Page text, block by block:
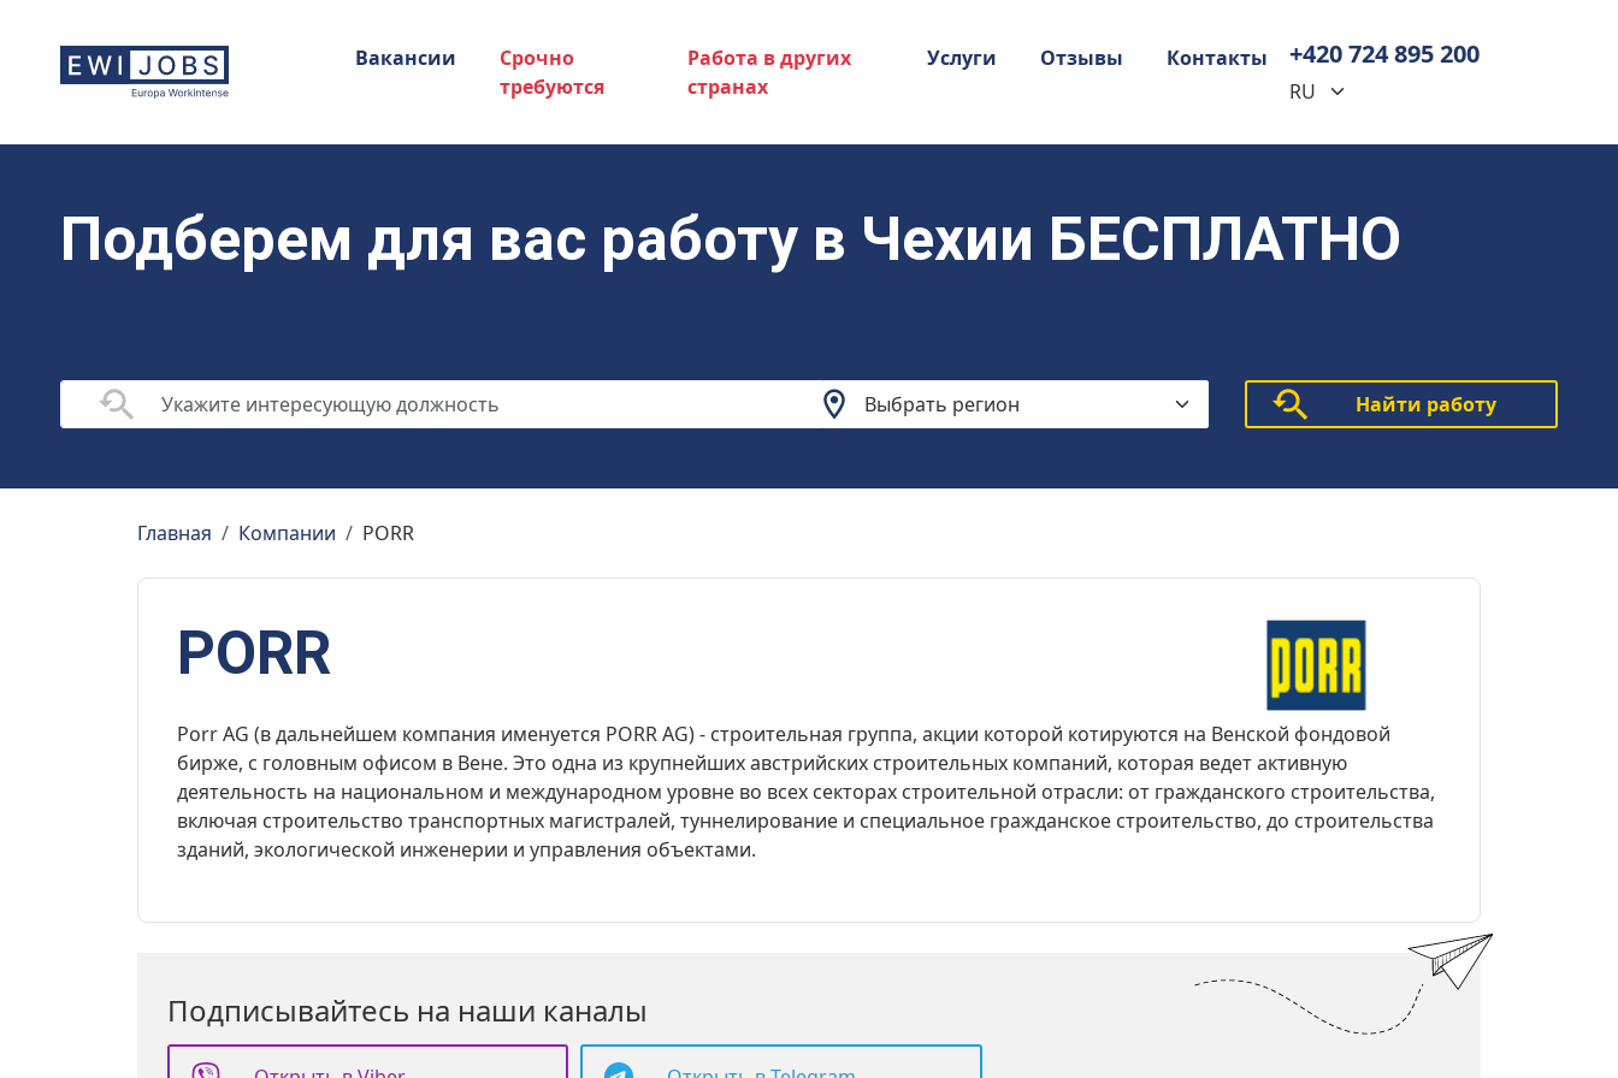
Вакансии
Срочно
требуются
Работа в других
странах
Услуги Отзывы Контакты +420 724 895 200
Подберем для вас работу в Чехии БЕСПЛАТНО
Найти работу
Главная Компании PORR
PORR
Porr AG (в дальнейшем компания именуется PORR AG) - строительная группа, акции которой котируются на Венской фондовой
бирже, с головным офисом в Вене. Это одна из крупнейших австрийских строительных компаний, которая ведет активную
деятельность на национальном и международном уровне во всех секторах строительной отрасли: от гражданского строительства,
включая строительство транспортных магистралей, туннелирование и специальное гражданское строительство, до строительства
зданий, экологической инженерии и управления объектами.
Подписывайтесь на наши каналы